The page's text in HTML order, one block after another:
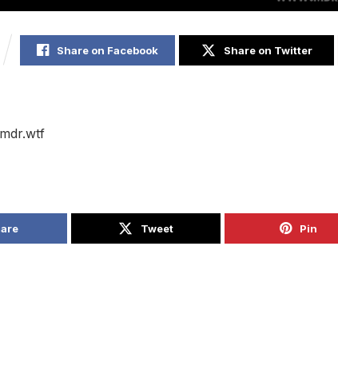
Share on Facebook Share on Twitter
Tweet Pin